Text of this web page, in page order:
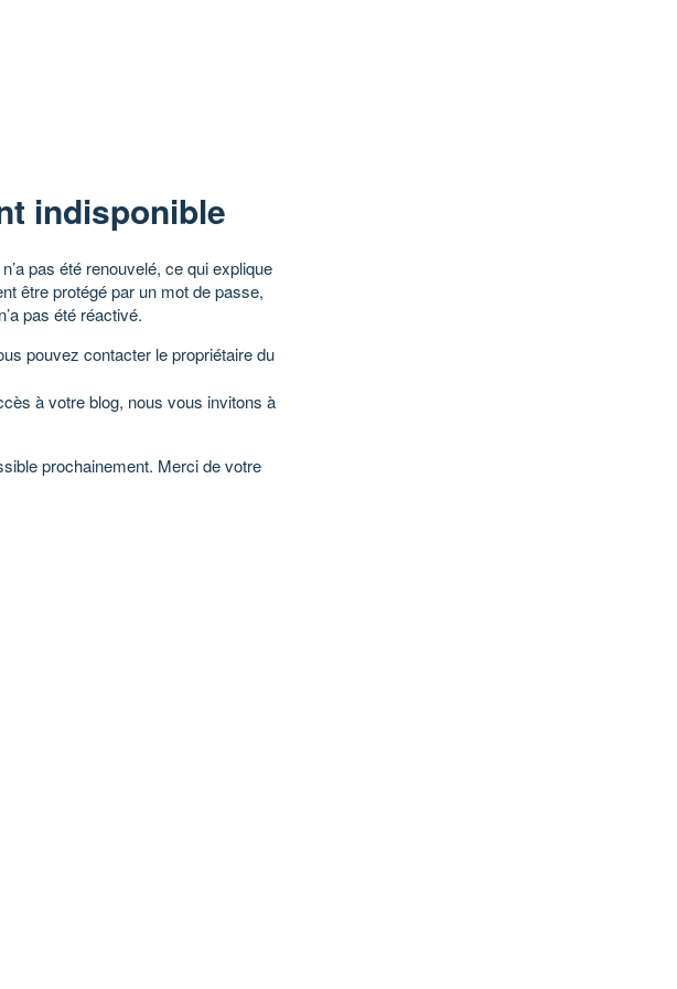
indisponible
pas été renouvelé, ce qui explique
être protégé par un mot de passe,
pas été réactivé.
pouvez contacter le propriétaire du
à votre blog, nous vous invitons à
prochainement. Merci de votre